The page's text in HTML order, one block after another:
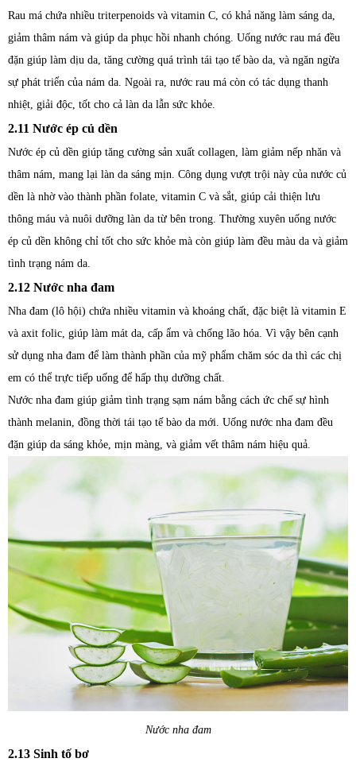
Rau má chứa nhiều triterpenoids và vitamin C, có khả năng làm sáng da,
giảm thâm nám và giúp da phục hồi nhanh chóng. Uống nước rau má đều
đặn giúp làm dịu da, tăng cường quá trình tái tạo tế bào da, và ngăn ngừa
sự phát triển của nám da. Ngoài ra, nước rau má còn có tác dụng thanh
nhiệt, giải độc, tốt cho cả làn da lẫn sức khỏe.
2.11 Nước ép củ dền
Nước ép củ dền giúp tăng cường sản xuất collagen, làm giảm nếp nhăn và
thâm nám, mang lại làn da sáng mịn. Công dụng vượt trội này của nước củ
dền là nhờ vào thành phần folate, vitamin C và sắt, giúp cải thiện lưu
thông máu và nuôi dưỡng làn da từ bên trong. Thường xuyên uống nước
ép củ dền không chỉ tốt cho sức khỏe mà còn giúp làm đều màu da và giảm
tình trạng nám da.
2.12 Nước nha đam
Nha đam (lô hội) chứa nhiều vitamin và khoáng chất, đặc biệt là vitamin E
và axit folic, giúp làm mát da, cấp ẩm và chống lão hóa. Vì vậy bên cạnh
sử dụng nha đam để làm thành phần của mỹ phẩm chăm sóc da thì các chị
em có thể trực tiếp uống để hấp thụ dưỡng chất.
Nước nha đam giúp giảm tình trạng sạm nám bằng cách ức chế sự hình
thành melanin, đồng thời tái tạo tế bào da mới. Uống nước nha đam đều
đặn giúp da sáng khỏe, mịn màng, và giảm vết thâm nám hiệu quả.
Nước nha đam
2.13 Sinh tố bơ